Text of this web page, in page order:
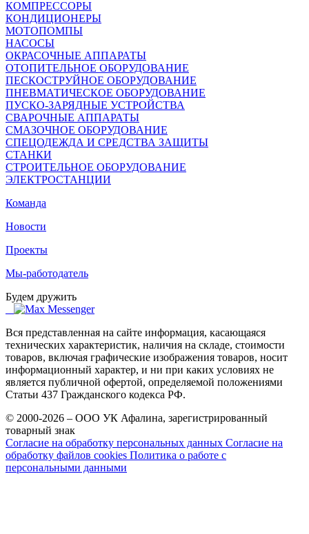
КОМПРЕССОРЫ
КОНДИЦИОНЕРЫ
МОТОПОМПЫ
НАСОСЫ
ОКРАСОЧНЫЕ АППАРАТЫ
ОТОПИТЕЛЬНОЕ ОБОРУДОВАНИЕ
ПЕСКОСТРУЙНОЕ ОБОРУДОВАНИЕ
ПНЕВМАТИЧЕСКОЕ ОБОРУДОВАНИЕ
ПУСКО-ЗАРЯДНЫЕ УСТРОЙСТВА
СВАРОЧНЫЕ АППАРАТЫ
СМАЗОЧНОЕ ОБОРУДОВАНИЕ
СПЕЦОДЕЖДА И СРЕДСТВА ЗАЩИТЫ
СТАНКИ
СТРОИТЕЛЬНОЕ ОБОРУДОВАНИЕ
ЭЛЕКТРОСТАНЦИИ
Команда
Новости
Проекты
Мы-работодатель
Будем дружить
Вся представленная на сайте информация, касающаяся
технических характеристик, наличия на складе, стоимости
товаров, включая графические изображения товаров, носит
информационный характер, и ни при каких условиях не
является публичной офертой, определяемой положениями
Статьи 437 Гражданского кодекса РФ.
© 2000-2026 – ООО УК Афалина, зарегистрированный
товарный знак
Согласие на обработку персональных данных Согласие на
обработку файлов cookies Политика о работе с
персональными данными